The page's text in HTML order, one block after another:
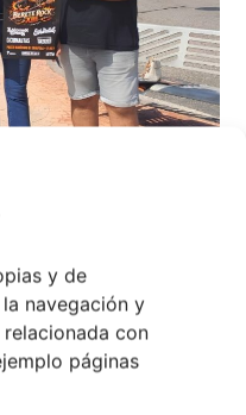
y de
navegación y
con
páginas
Vilamarín 2026
2026